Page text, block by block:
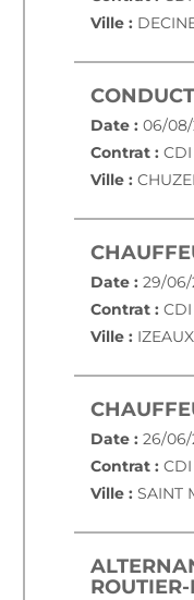
Ville :
Date : 06/
Contrat : CDI
Ville :
Date : 29/06/
Contrat : CDI
Ville :
Date : 26/06/
Contrat : CDI
Ville : SAINT